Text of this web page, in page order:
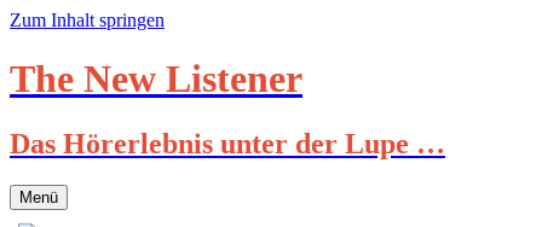
Zum Inhalt springen
The New Listener
Das Hörerlebnis unter der Lupe …
Menü